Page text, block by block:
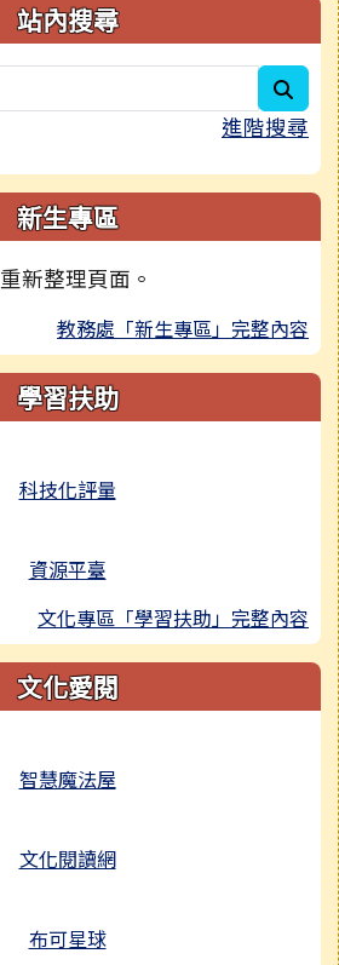
站內搜尋
進階搜尋
新生專區
新整理頁面。
教務處「新生專區」完整內容
學習扶助
科技化評量
資源平臺
文化專區「學習扶助」完整內容
文化愛閱
智慧魔法屋
文化閱讀網
布可星球